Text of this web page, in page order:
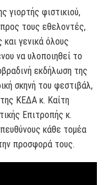
γιορτής φιστικιού,
τους εθελοντές,
γενικά όλους
να υλοποιηθεί το
εκδήλωση της
σκηνή του φεστιβάλ,
ΚΕΔΑ κ. Καίτη
Επιτροπής κ.
κάθε τομέα
προσφορά τους.